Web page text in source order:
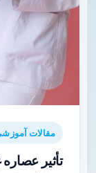
مقالات
تأثیر